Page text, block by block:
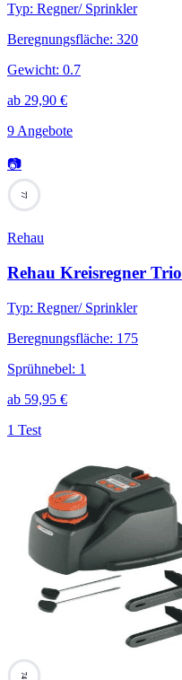
Typ: Regner/ Sprinkler
Beregnungsfläche: 320
Gewicht: 0.7
ab 29,90 €
9 Angebote
📷
77
Rehau
Rehau Kreisregner Trio
Typ: Regner/ Sprinkler
Beregnungsfläche: 175
Sprühnebel: 1
ab 59,95 €
1 Test
74